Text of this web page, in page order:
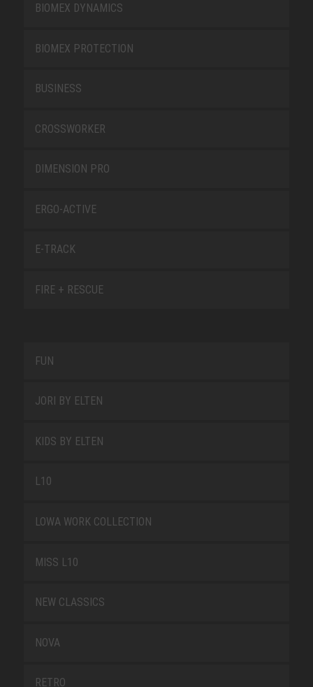
BIOMEX DYNAMICS
BIOMEX PROTECTION
BUSINESS
CROSSWORKER
DIMENSION PRO
ERGO-ACTIVE
E-TRACK
FIRE + RESCUE
FUN
JORI BY ELTEN
KIDS BY ELTEN
L10
LOWA WORK COLLECTION
MISS L10
NEW CLASSICS
NOVA
RETRO